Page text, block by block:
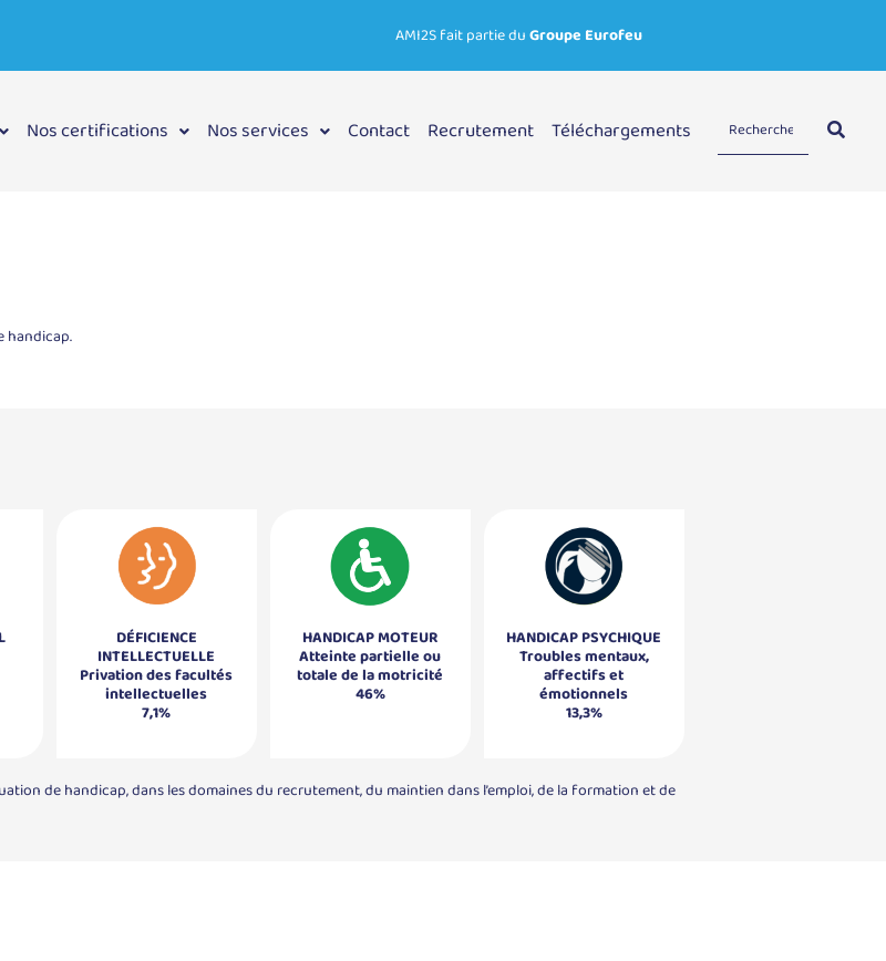
AMI2S fait partie duGroupe Eurofeu
Nos certifications Nos services Contact Recrutement Téléchargements
handicap.
DÉFICIENCE
INTELLECTUELLE
Privation des facultés
intellectuelles
7,1%
HANDICAP MOTEUR
Atteinte partielle ou
totale de la motricité
46%
HANDICAP PSYCHIQUE
Troubles mentaux,
affectifs et
émotionnels
13,3%
de handicap, dans les domaines du recrutement, du maintien dans l’emploi, de la formation et de